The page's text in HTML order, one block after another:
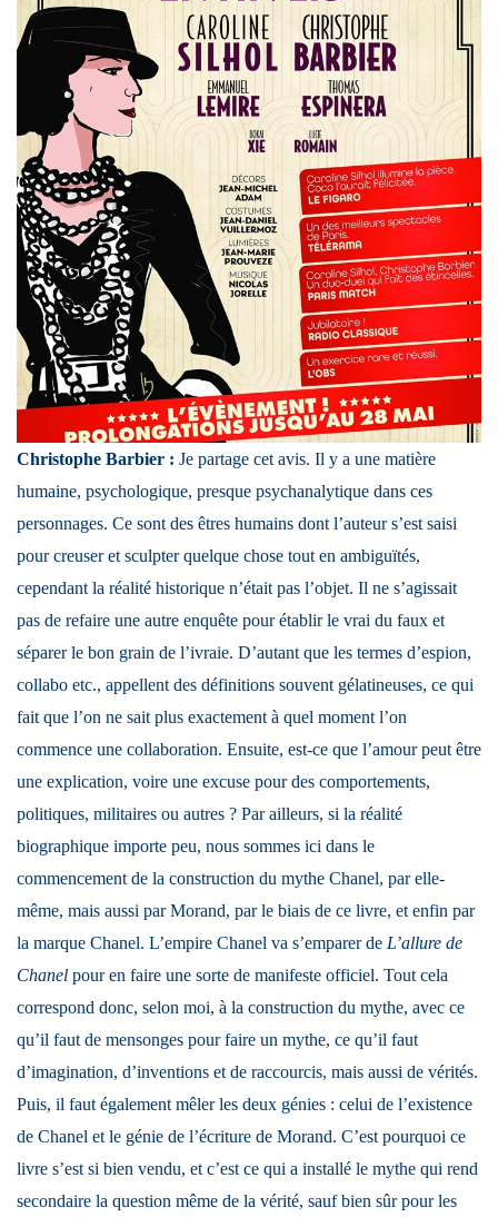
Christophe Barbier : Je partage cet avis. Il y a une matière
humaine, psychologique, presque psychanalytique dans ces
personnages. Ce sont des êtres humains dont l’auteur s’est saisi
pour creuser et sculpter quelque chose tout en ambiguïtés,
cependant la réalité historique n’était pas l’objet. Il ne s’agissait
pas de refaire une autre enquête pour établir le vrai du faux et
séparer le bon grain de l’ivraie. D’autant que les termes d’espion,
collabo etc., appellent des définitions souvent gélatineuses, ce qui
fait que l’on ne sait plus exactement à quel moment l’on
commence une collaboration. Ensuite, est-ce que l’amour peut être
une explication, voire une excuse pour des comportements,
politiques, militaires ou autres ? Par ailleurs, si la réalité
biographique importe peu, nous sommes ici dans le
commencement de la construction du mythe Chanel, par elle-
même, mais aussi par Morand, par le biais de ce livre, et enfin par
la marque Chanel. L’empire Chanel va s’emparer de L’allure de
Chanel pour en faire une sorte de manifeste officiel. Tout cela
correspond donc, selon moi, à la construction du mythe, avec ce
qu’il faut de mensonges pour faire un mythe, ce qu’il faut
d’imagination, d’inventions et de raccourcis, mais aussi de vérités.
Puis, il faut également mêler les deux génies : celui de l’existence
de Chanel et le génie de l’écriture de Morand. C’est pourquoi ce
livre s’est si bien vendu, et c’est ce qui a installé le mythe qui rend
secondaire la question même de la vérité, sauf bien sûr pour les